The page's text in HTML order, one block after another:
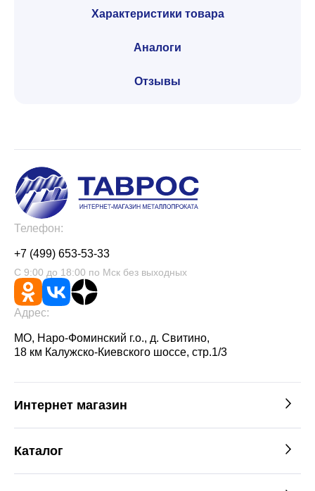
Характеристики товара
Аналоги
Отзывы
Телефон:
+7 (499) 653-53-33
С 9:00 до 18:00 по Мск без выходных
Адрес:
МО, Наро-Фоминский г.о., д. Свитино,
18 км Калужско-Киевского шоссе, стр.1/3
Интернет магазин
Каталог